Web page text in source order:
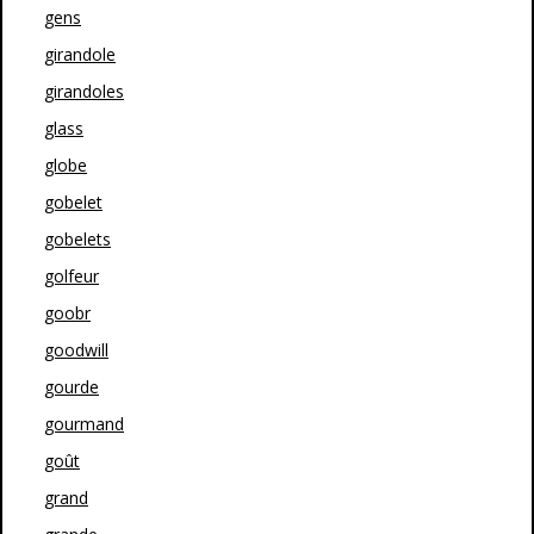
gens
girandole
girandoles
glass
globe
gobelet
gobelets
golfeur
goobr
goodwill
gourde
gourmand
goût
grand